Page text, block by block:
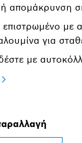
απομάκρυνση
με
για
με